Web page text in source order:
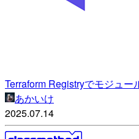
Terraform Registryでモジュー
あかいけ
2025.07.14